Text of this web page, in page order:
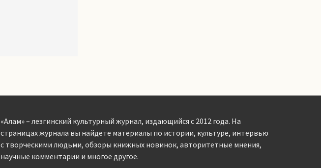
«Алам» – лезгинский культурный журнал, издающийся с 2012 года. На
страницах журнала вы найдете материалы по истории, культуре, интервью
с творческими людьми, обзоры книжных новинок, авторитетные мнения,
научные комментарии и многое другое.